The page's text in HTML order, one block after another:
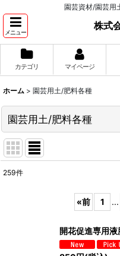
園芸資材/園芸用
メニュー
株式
カテゴリ マイページ
ホーム > 園芸用土/肥料各種
園芸用土/肥料各種
259件
«前 1 ...
開花促進専用